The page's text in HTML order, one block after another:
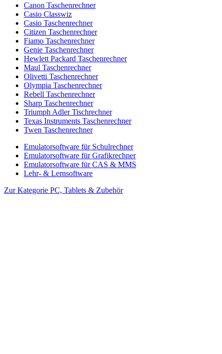
Canon Taschenrechner
Casio Classwiz
Casio Taschenrechner
Citizen Taschenrechner
Fiamo Taschenrechner
Genie Taschenrechner
Hewlett Packard Taschenrechner
Maul Taschenrechner
Olivetti Taschenrechner
Olympia Taschenrechner
Rebell Taschenrechner
Sharp Taschenrechner
Triumph Adler Tischrechner
Texas Instruments Taschenrechner
Twen Taschenrechner
Emulatorsoftware für Schulrechner
Emulatorsoftware für Grafikrechner
Emulatorsoftware für CAS & MMS
Lehr- & Lernsoftware
Zur Kategorie PC, Tablets & Zubehör